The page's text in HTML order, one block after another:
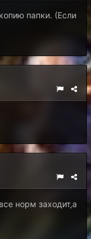
папки. (Если
норм заходит,а